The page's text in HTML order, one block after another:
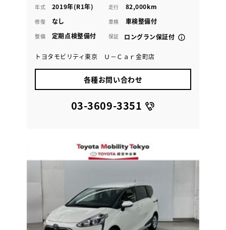
年式 2019年(R1年) 走行 82,000km
修復 なし 車検 車検整備付
整備 定期点検整備付 保証 ロングラン保証付
トヨタモビリティ東京 Ｕ－Ｃａｒ金町店
各種お問い合わせ
03-3609-3351